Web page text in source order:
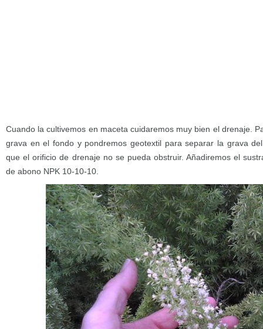
Cuando la cultivemos en maceta cuidaremos muy bien el drenaje.
grava en el fondo y pondremos geotextil para separar la grava
que el orificio de drenaje no se pueda obstruir. Añadiremos el
de abono NPK 10-10-10.